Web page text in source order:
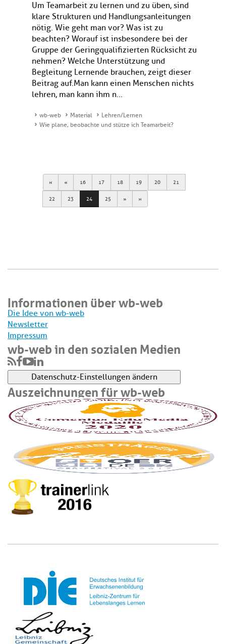
Um Teamarbeit zu lernen und zu üben, sind
klare Strukturen und Handlungsanleitungen
nötig. Wie geht man vor? Was ist zu
beachten? Worauf ist insbesondere bei der
Gruppe der Geringqualifizierten Rücksicht zu
nehmen? Welche Unterstützung und
Begleitung Lernende brauchen, zeigt dieser
Beitrag auf.Man kann einen Menschen nichts
lehren, man kann ihm n...
wb-web Material
Lehren/Lernen
Wie plane, beobachte und stütze ich Teamarbeit?
First Previous
16 17 18 19 20 21
22 23 24 25 Next Last
Informationen über wb-web
Die Idee von wb-web
Newsletter
Impressum
wb-web in den sozialen Medien
Datenschutz-Einstellungen ändern
Auszeichnungen für wb-web